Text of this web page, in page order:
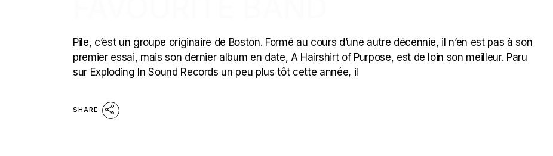
Pile, c’est un groupe originaire de Boston. Formé au cours d’une autre décennie, il n’en est pas à son
premier essai, mais son dernier album en date, A Hairshirt of Purpose, est de loin son meilleur. Paru
sur Exploding In Sound Records un peu plus tôt cette année, il
SHARE